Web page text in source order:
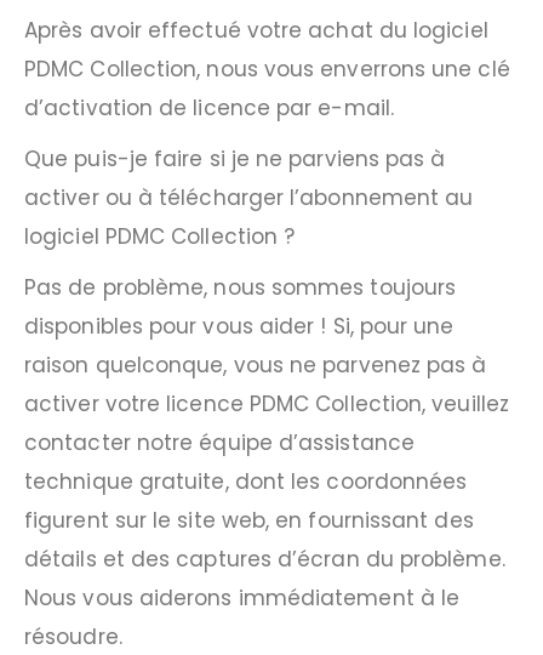
Après avoir effectué votre achat du logiciel
PDMC Collection, nous vous enverrons une clé
d’activation de licence par e-mail.
Que puis-je faire si je ne parviens pas à
activer ou à télécharger l’abonnement au
logiciel PDMC Collection ?
Pas de problème, nous sommes toujours
disponibles pour vous aider ! Si, pour une
raison quelconque, vous ne parvenez pas à
activer votre licence PDMC Collection, veuillez
contacter notre équipe d’assistance
technique gratuite, dont les coordonnées
figurent sur le site web, en fournissant des
détails et des captures d’écran du problème.
Nous vous aiderons immédiatement à le
résoudre.